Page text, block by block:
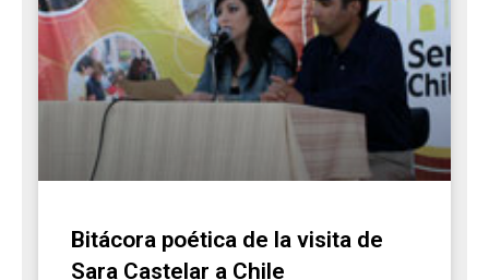
Bitácora poética de la visita de
Sara Castelar a Chile